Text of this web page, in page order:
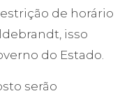
de horário
isso
do Estado.
serão